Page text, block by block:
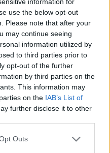
use the below opt-out
Please note that after your
may continue seeing
information utilized by
to third parties prior to
opt-out of the further
by third parties on the
This information may
on the IAB’s List of
further disclose it to other
uses one or more Google
Outs